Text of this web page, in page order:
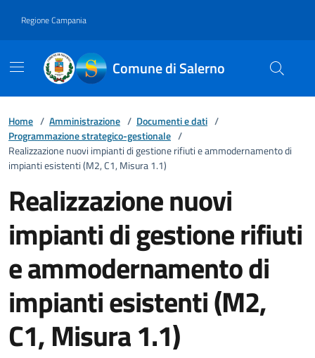
Regione Campania
Comune di Salerno
Home / Amministrazione / Documenti e dati /
Programmazione strategico-gestionale /
Realizzazione nuovi impianti di gestione rifiuti e ammodernamento di
impianti esistenti (M2, C1, Misura 1.1)
Realizzazione nuovi
impianti di gestione rifiuti
e ammodernamento di
impianti esistenti (M2,
C1, Misura 1.1)